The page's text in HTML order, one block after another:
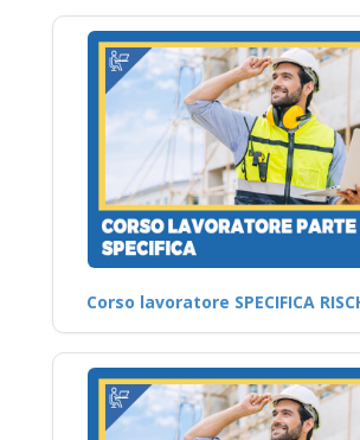
Corso lavoratore SPECIFICA